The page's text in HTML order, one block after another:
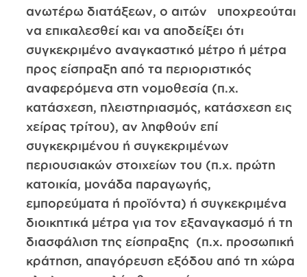
ανωτέρω διατάξεων, ο αιτών υποχρεούται
να επικαλεσθεί και να αποδείξει ότι
συγκεκριμένο αναγκαστικό μέτρο ή μέτρα
προς είσπραξη από τα περιοριστικός
αναφερόμενα στη νομοθεσία (π.χ.
κατάσχεση, πλειστηριασμός, κατάσχεση εις
χείρας τρίτου), αν ληφθούν επί
συγκεκριμένου ή συγκεκριμένων
περιουσιακών στοιχείων του (π.χ. πρώτη
κατοικία, μονάδα παραγωγής,
εμπορεύματα ή προϊόντα) ή συγκεκριμένα
διοικητικά μέτρα για τον εξαναγκασμό ή τη
διασφάλιση της είσπραξης (π.χ. προσωπική
κράτηση, απαγόρευση εξόδου από τη χώρα